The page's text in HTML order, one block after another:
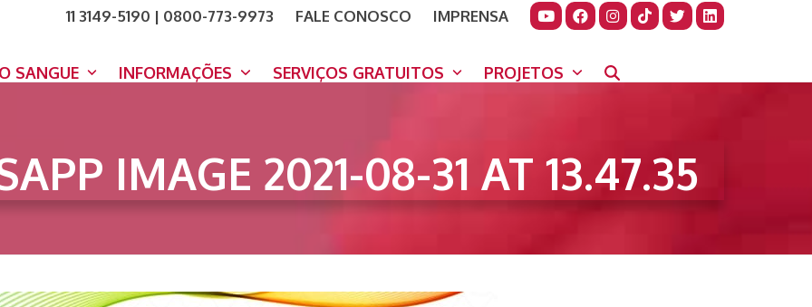
11 3149-5190 | 0800-773-9973 FALE CONOSCO
IMPRENSA
SANGUE INFORMAÇÕES SERVIÇOS GRATUITOS PROJETOS
IMAGE 2021-08-31 AT 13.47.35